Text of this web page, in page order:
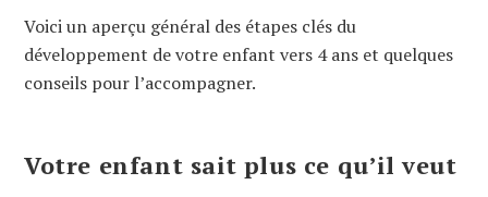
Voici un aperçu général des étapes clés du
développement de votre enfant vers 4 ans et quelques
conseils pour l’accompagner.
Votre enfant sait plus ce qu’il veut